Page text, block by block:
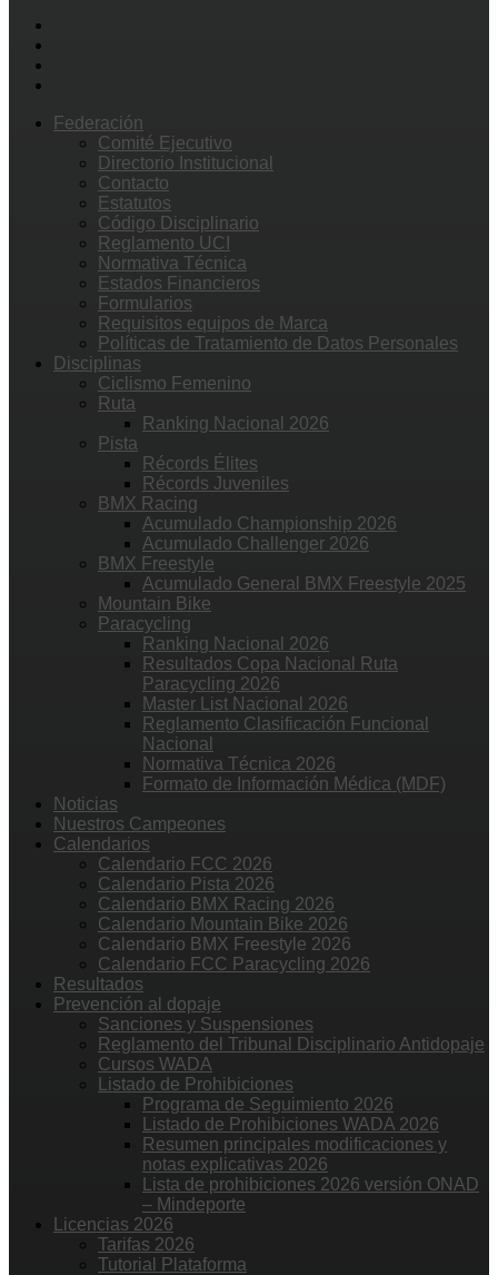
Federación
Comité Ejecutivo
Directorio Institucional
Contacto
Estatutos
Código Disciplinario
Reglamento UCI
Normativa Técnica
Estados Financieros
Formularios
Requisitos equipos de Marca
Políticas de Tratamiento de Datos Personales
Disciplinas
Ciclismo Femenino
Ruta
Ranking Nacional 2026
Pista
Récords Élites
Récords Juveniles
BMX Racing
Acumulado Championship 2026
Acumulado Challenger 2026
BMX Freestyle
Acumulado General BMX Freestyle 2025
Mountain Bike
Paracycling
Ranking Nacional 2026
Resultados Copa Nacional Ruta
Paracycling 2026
Master List Nacional 2026
Reglamento Clasificación Funcional
Nacional
Normativa Técnica 2026
Formato de Información Médica (MDF)
Noticias
Nuestros Campeones
Calendarios
Calendario FCC 2026
Calendario Pista 2026
Calendario BMX Racing 2026
Calendario Mountain Bike 2026
Calendario BMX Freestyle 2026
Calendario FCC Paracycling 2026
Resultados
Prevención al dopaje
Sanciones y Suspensiones
Reglamento del Tribunal Disciplinario Antidopaje
Cursos WADA
Listado de Prohibiciones
Programa de Seguimiento 2026
Listado de Prohibiciones WADA 2026
Resumen principales modificaciones y
notas explicativas 2026
Lista de prohibiciones 2026 versión ONAD
– Mindeporte
Licencias 2026
Tarifas 2026
Tutorial Plataforma